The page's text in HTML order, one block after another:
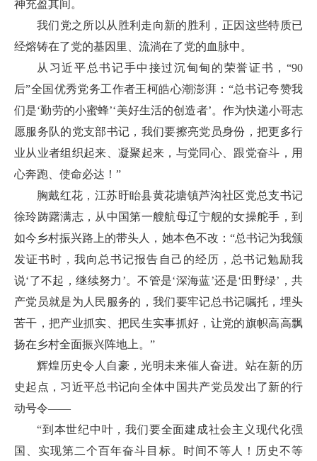
神充盈其间。
我们党之所以从胜利走向新的胜利，正因这些特质已
经熔铸在了党的基因里、流淌在了党的血脉中。
从习近平总书记手中接过沉甸甸的荣誉证书，“90
后”全国优秀党务工作者王柯皓心潮澎湃：“总书记夸赞我
们是‘勤劳的小蜜蜂’‘美好生活的创造者’。作为快递小哥志
愿服务队的党支部书记，我们要擦亮党员身份，把更多行
业从业者组织起来、凝聚起来，与党同心、跟党奋斗，用
心奔跑、使命必达！”
胸戴红花，江苏盱眙县黄花塘镇芦沟社区党总支书记
徐玲踌躇满志，从中国第一艘航母辽宁舰的女操舵手，到
如今乡村振兴路上的带头人，她本色不改：“总书记为我颁
发证书时，我向总书记报告自己的经历，总书记勉励我
说‘了不起，继续努力’。不管是‘深海蓝’还是‘田野绿’，共
产党员就是为人民服务的，我们要牢记总书记嘱托，埋头
苦干，把产业抓实、把民生实事抓好，让党的旗帜高高飘
扬在乡村全面振兴阵地上。”
辉煌历史令人自豪，光明未来催人奋进。站在新的历
史起点，习近平总书记向全体中国共产党员发出了新的行
动号令——
“到本世纪中叶，我们要全面建成社会主义现代化强
国、实现第二个百年奋斗目标。时间不等人！历史不等